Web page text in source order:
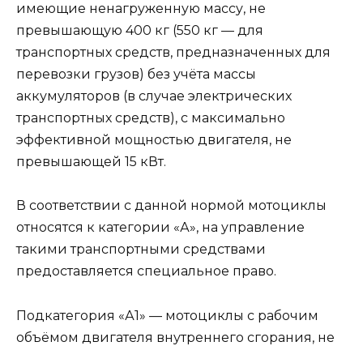
имеющие ненагруженную массу, не
превышающую 400 кг (550 кг — для
транспортных средств, предназначенных для
перевозки грузов) без учёта массы
аккумуляторов (в случае электрических
транспортных средств), с максимально
эффективной мощностью двигателя, не
превышающей 15 кВт.
В соответствии с данной нормой мотоциклы
относятся к категории «А», на управление
такими транспортными средствами
предоставляется специальное право.
Подкатегория «А1» — мотоциклы с рабочим
объёмом двигателя внутреннего сгорания, не